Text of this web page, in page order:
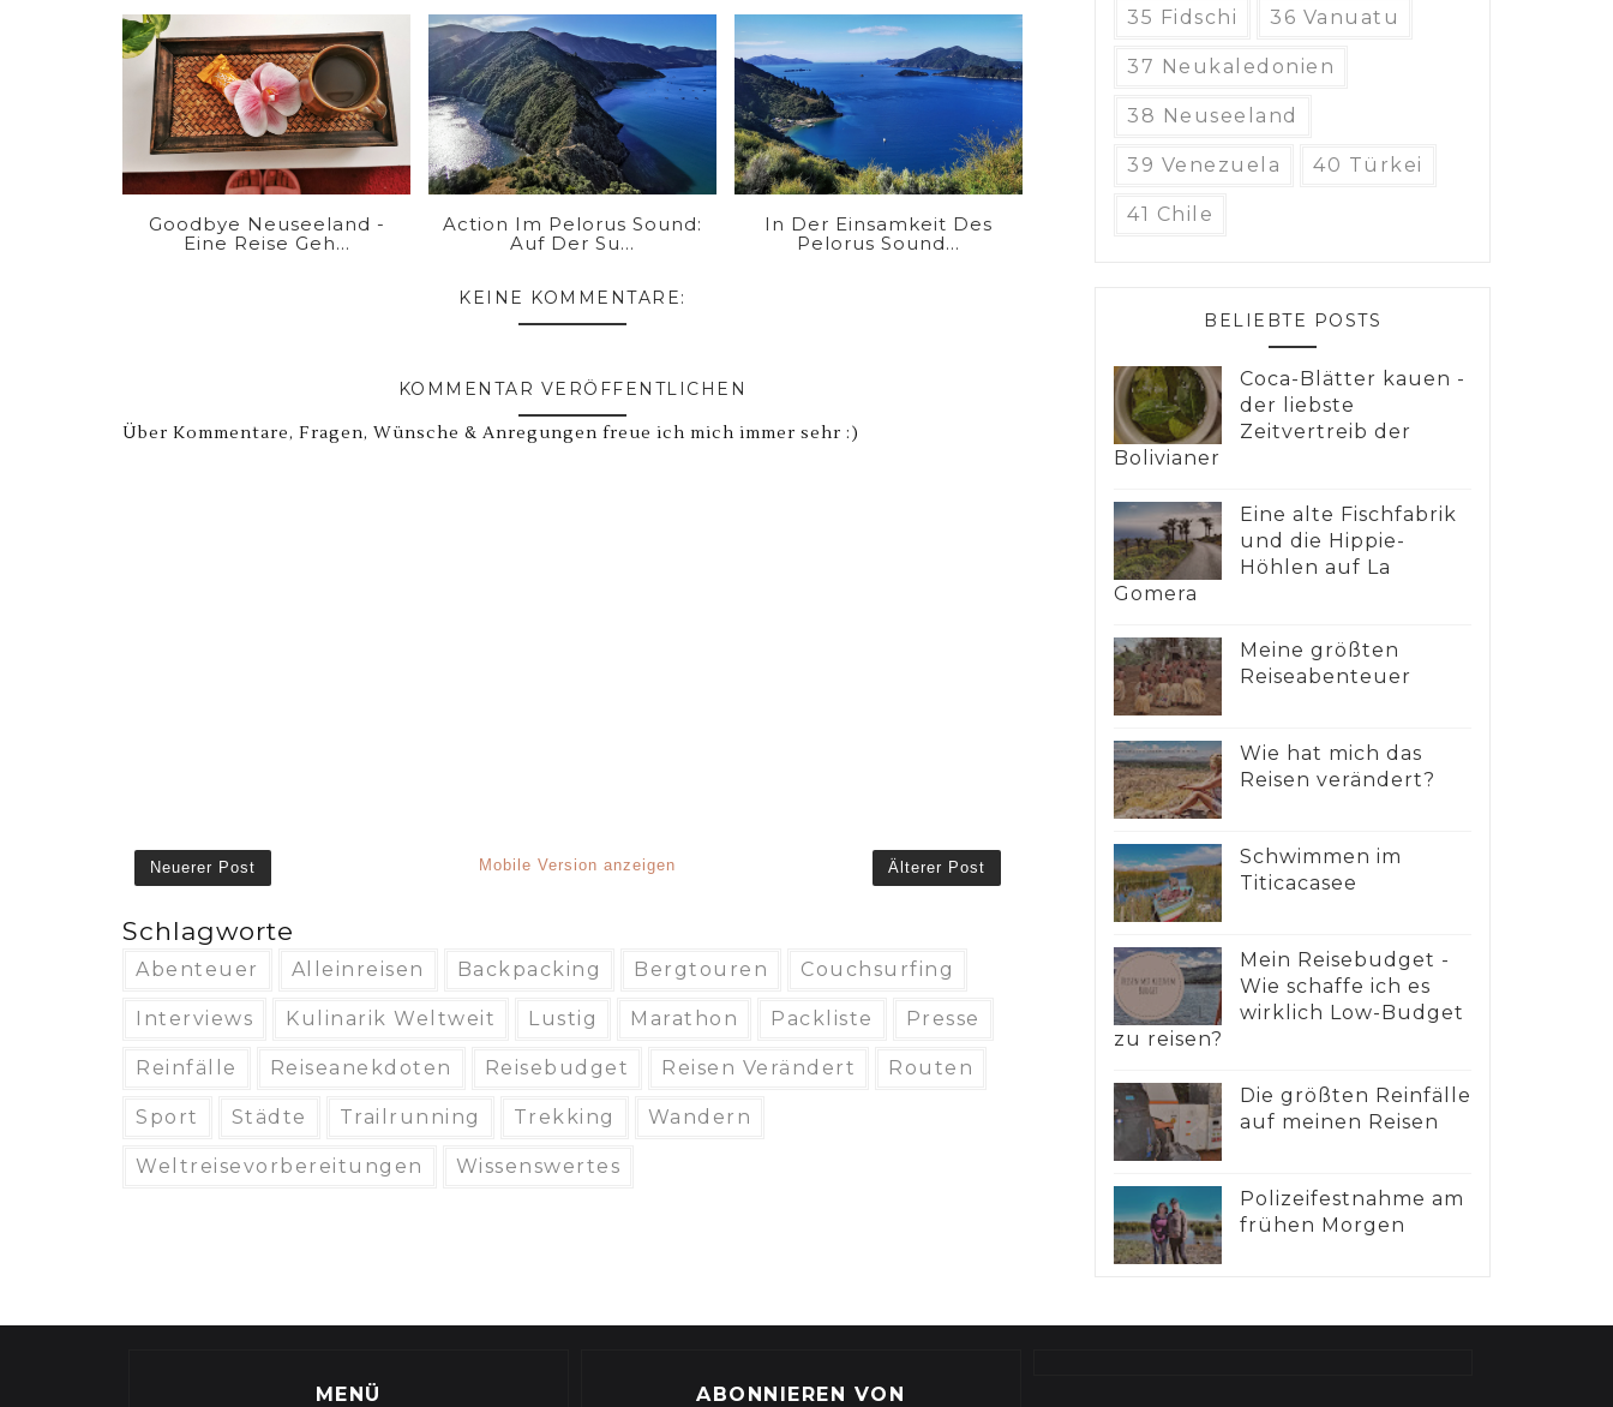
Goodbye Neuseeland -
Eine Reise Geh...
Action Im Pelorus Sound:
Auf Der Su...
In Der Einsamkeit Des
Pelorus Sound...
KEINE KOMMENTARE:
KOMMENTAR VERÖFFENTLICHEN
Über Kommentare, Fragen, Wünsche & Anregungen freue ich mich immer sehr :)
Neuerer Post Älterer Post
Mobile Version anzeigen
Schlagworte
Abenteuer Alleinreisen Backpacking Bergtouren Couchsurfing
Interviews Kulinarik Weltweit Lustig Marathon Packliste Presse
Reinfälle Reiseanekdoten Reisebudget Reisen Verändert Routen
Sport Städte Trailrunning Trekking Wandern
Weltreisevorbereitungen Wissenswertes
35 Fidschi 36 Vanuatu
37 Neukaledonien
38 Neuseeland
39 Venezuela 40 Türkei
41 Chile
BELIEBTE POSTS
Coca-Blätter kauen -
der liebste
Zeitvertreib der
Bolivianer
Eine alte Fischfabrik
und die Hippie-
Höhlen auf La
Gomera
Meine größten
Reiseabenteuer
Wie hat mich das
Reisen verändert?
Schwimmen im
Titicacasee
Mein Reisebudget -
Wie schaffe ich es
wirklich Low-Budget
zu reisen?
Die größten Reinfälle
auf meinen Reisen
Polizeifestnahme am
frühen Morgen
MENÜ ABONNIEREN VON